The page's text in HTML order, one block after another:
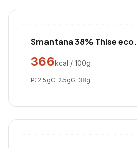
Smantana 38% Thise eco.
366kcal / 100g
P: 2.5gC: 2.5gG: 38g